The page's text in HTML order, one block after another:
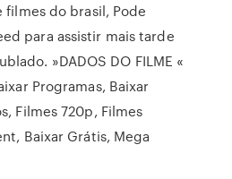
do brasil, Pode
para assistir mais tarde
»DADOS DO FILME «
Programas, Baixar
Filmes 720p, Filmes
Baixar Grátis, Mega